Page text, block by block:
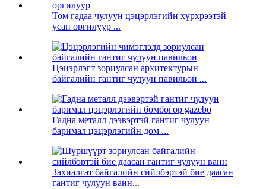
Том гадаа чулуун цэцэрлэгийн хүрхрээтэй
усан оргилуур ...
Цэцэрлэгт зориулсан архитектурын
байгалийн гантиг чулуун павильон ...
Гадна металл дээвэртэй гантиг чулуун
баримал цэцэрлэгийн дом ...
Захиалгат байгалийн сийлбэртэй бие даасан
гантиг чулуун ванн...